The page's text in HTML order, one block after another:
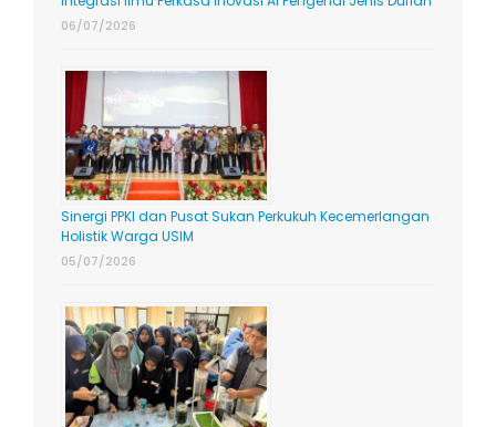
06/07/2026
Sinergi PPKI dan Pusat Sukan Perkukuh Kecemerlangan
Holistik Warga USIM
05/07/2026